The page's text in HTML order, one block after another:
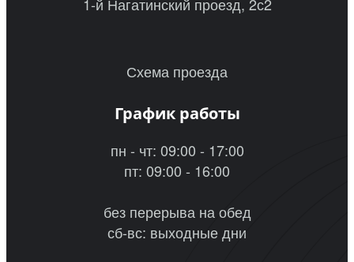
Схема проезда
График работы
пн - чт: 09:00 - 17:00
пт: 09:00 - 16:00
без перерыва на обед
сб-вс: выходные дни